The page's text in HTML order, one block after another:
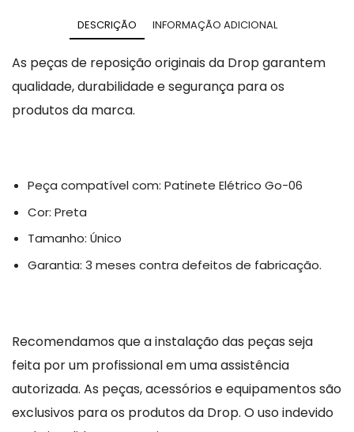
DESCRIÇÃO INFORMAÇÃO ADICIONAL
As peças de reposição originais da Drop garantem
qualidade, durabilidade e segurança para os
produtos da marca.
Peça compatível com: Patinete Elétrico Go-06
Cor: Preta
Tamanho: Único
Garantia: 3 meses contra defeitos de fabricação.
Recomendamos que a instalação das peças seja
feita por um profissional em uma assistência
autorizada. As peças, acessórios e equipamentos são
exclusivos para os produtos da Drop. O uso indevido